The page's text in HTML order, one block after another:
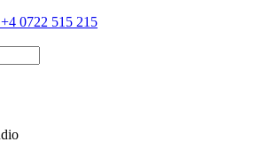
+4 0722 515 215